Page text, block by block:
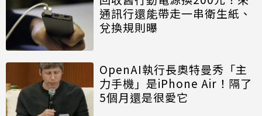
通訊行還能帶走一串衛生紙、
兌換規則曝
OpenAI執行長奧特曼秀「主
力手機」是iPhone Air！隔了
5個月還是很愛它